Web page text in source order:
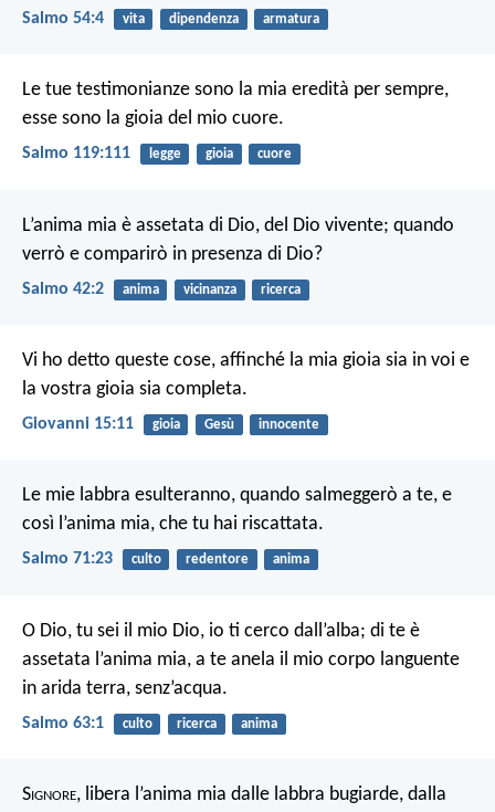
Salmo 54:4 vita dipendenza armatura
Le tue testimonianze sono la mia eredità per sempre,
esse sono la gioia del mio cuore.
Salmo 119:111 legge gioia cuore
L’anima mia è assetata di Dio, del Dio vivente; quando
verrò e comparirò in presenza di Dio?
Salmo 42:2 anima vicinanza ricerca
Vi ho detto queste cose, affinché la mia gioia sia in voi e
la vostra gioia sia completa.
Giovanni 15:11 gioia Gesù innocente
Le mie labbra esulteranno, quando salmeggerò a te, e
così l’anima mia, che tu hai riscattata.
Salmo 71:23 culto redentore anima
O Dio, tu sei il mio Dio, io ti cerco dall’alba; di te è
assetata l’anima mia, a te anela il mio corpo languente
in arida terra, senz’acqua.
Salmo 63:1 culto ricerca anima
Signore, libera l’anima mia dalle labbra bugiarde, dalla